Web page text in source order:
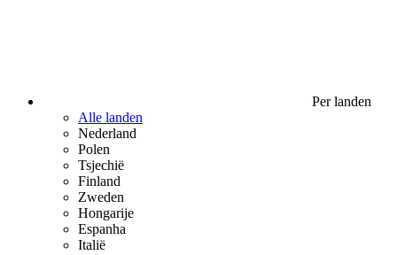
Per landen
Alle landen
Nederland
Polen
Tsjechië
Finland
Zweden
Hongarije
Espanha
Italië